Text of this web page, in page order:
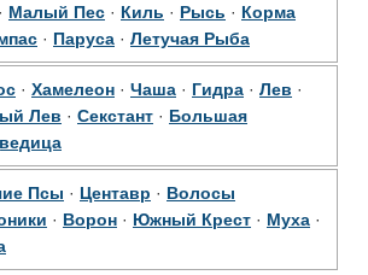
· Малый Пес · Киль · Рысь · Корма
· Паруса · Летучая Рыба
· Хамелеон · Чаша · Гидра · Лев ·
Лев · Секстант · Большая
Псы · Центавр · Волосы
· Ворон · Южный Крест · Муха ·